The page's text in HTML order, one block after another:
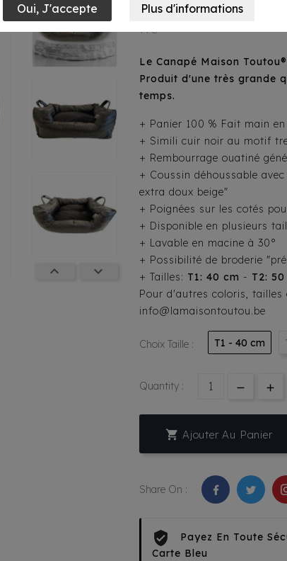
 
105,90 €
TTC
Le Canapé Maison
Produit d'une très grande
temps.
+ Panier 100 % Fait main
+ Simili cuir noir au motif
+ Rembourrage ouatiné
+ Coussin déhoussable
extra doux beige"
+ Poignées sur les cotés
+ Disponible en plusieurs
+ Lavable en macine à 30°
+ Possibilité de broderie
+ Tailles: T1: 40 cm - T2:
Pour d'autres coloris,
info@lamaisontoutou.be
Choix Taille : T1 - 40 cm
Quantity :
 Ajouter Au Panier
Share On :
Payez En Toute
Carte Bleu